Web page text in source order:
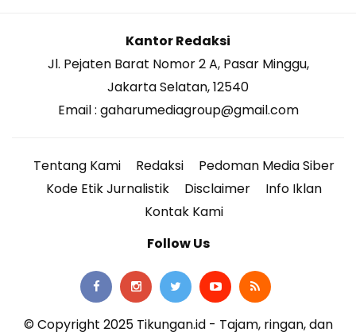
Kantor Redaksi
Jl. Pejaten Barat Nomor 2 A, Pasar Minggu,
Jakarta Selatan, 12540
Email : gaharumediagroup@gmail.com
Tentang Kami Redaksi
Pedoman Media Siber
Kode Etik Jurnalistik
Disclaimer
Info Iklan
Kontak Kami
Follow Us
© Copyright 2025 Tikungan.id - Tajam, ringan, dan